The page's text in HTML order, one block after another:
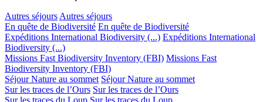
Autres séjours Autres séjours
En quête de Biodiversité En quête de Biodiversité
Expéditions International Biodiversity (...) Expéditions International
Biodiversity (...)
Missions Fast Biodiversity Inventory (FBI) Missions Fast
Biodiversity Inventory (FBI)
Séjour Nature au sommet Séjour Nature au sommet
Sur les traces de l’Ours Sur les traces de l’Ours
Sur les traces du Loup Sur les traces du Loup